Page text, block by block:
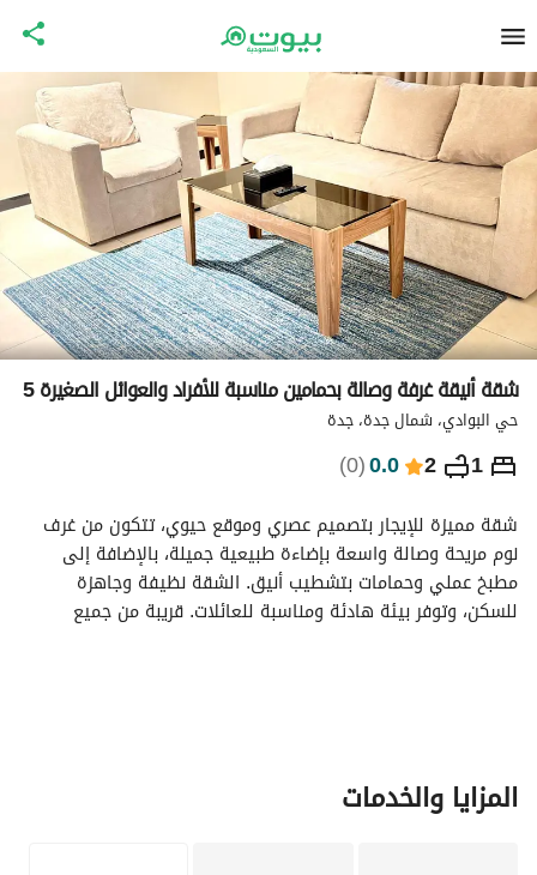
شقة أنيقة غرفة وصالة بحمامين مناسبة للأفراد والعوائل الصغيرة 5
حي البوادي، شمال جدة، جدة
1
2
0.0
(
0
) ⃁
306ليلة
التفاصيل الاماكن القريبة معلومات وزارة السياحة
المزايا والخدمات